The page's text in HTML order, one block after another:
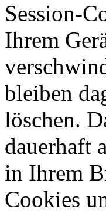
Session-
Ihrem
bleiben
löschen.
dauerhaft
in Ihrem
Cookies